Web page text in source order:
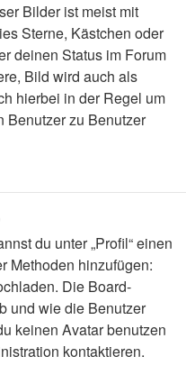
Bilder ist meist mit
Sterne, Kästchen oder
deinen Status im Forum
Bild wird auch als
hierbei in der Regel um
Benutzer zu Benutzer
du unter „Profil“ einen
Methoden hinzufügen:
Die Board-
und wie die Benutzer
keinen Avatar benutzen
kontaktieren.